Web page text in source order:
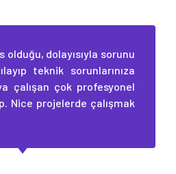
olduğu, dolayısıyla sorunu
teknik sorunlarınıza
çalışan çok profesyonel
Nice projelerde çalışmak